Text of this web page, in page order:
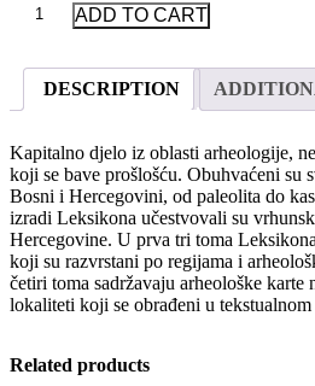
Arheološki
Hercegovine
ADD TO CART
DESCRIPTION
Kapitalno djelo iz oblasti arheologije,
koji se bave prošlošću. Obuhvaćeni su
Bosni i Hercegovini, od paleolita do
izradi Leksikona učestvovali su
Hercegovine. U prva tri toma
koji su razvrstani po regijama i
četiri toma sadržavaju arheološke karte
lokaliteti koji se obrađeni u
Related products